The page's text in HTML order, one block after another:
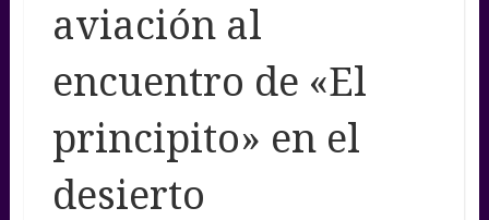
aviación al
encuentro de «El
principito» en el
desierto